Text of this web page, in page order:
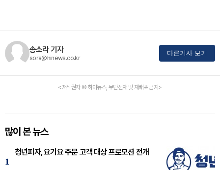
송소라 기자
sora@hinews.co.kr
다른기사 보기
<저작권자 © 하이뉴스, 무단전재 및 재배포 금지>
많이 본 뉴스
1
청년피자, 요기요 주문 고객 대상 프로모션 전개